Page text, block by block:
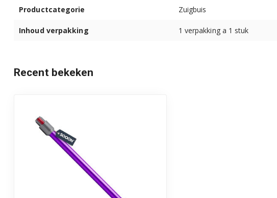
Productcategorie Zuigbuis
Inhoud verpakking 1 verpakking a 1 stuk
Recent bekeken